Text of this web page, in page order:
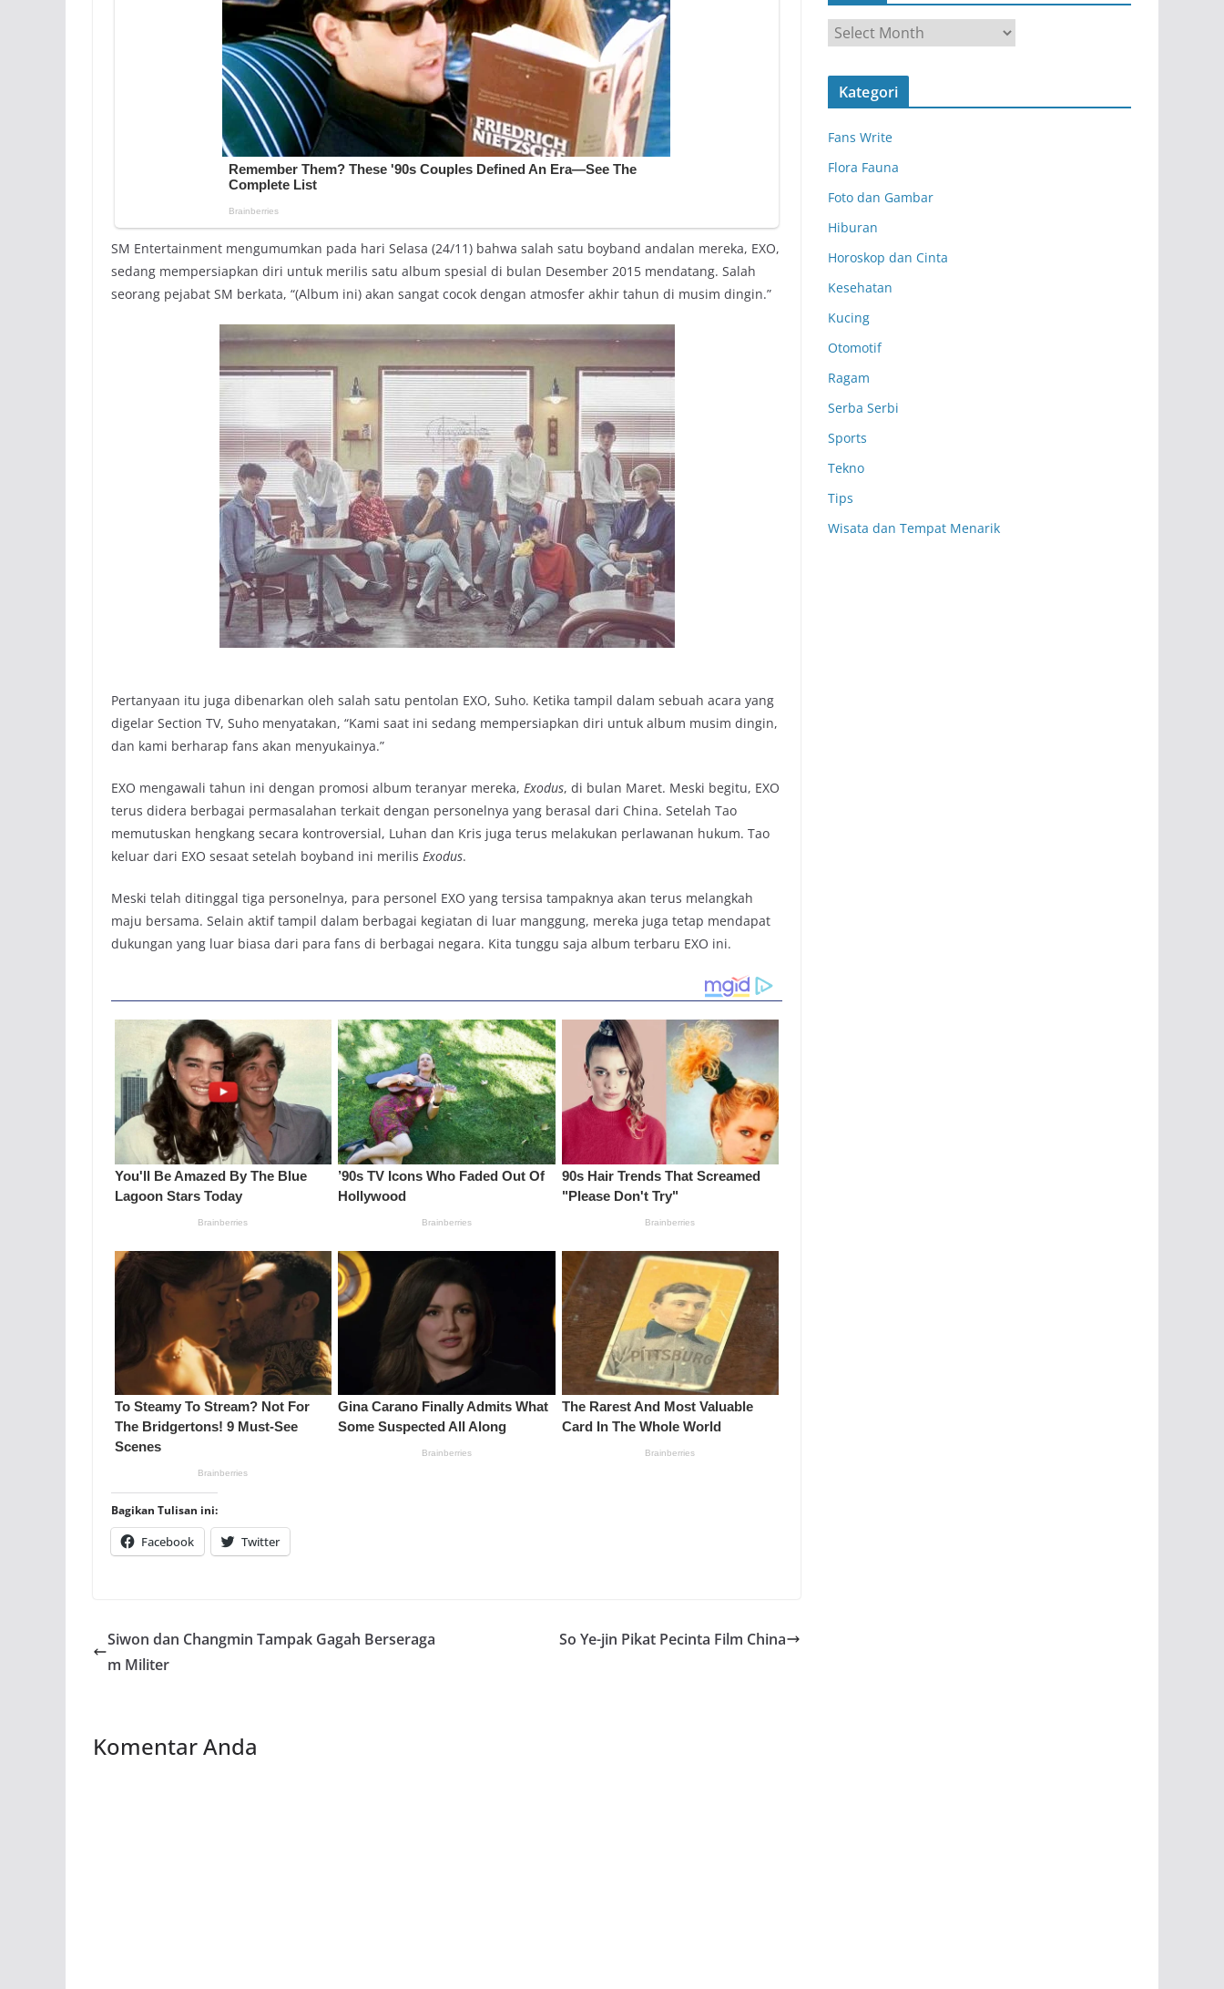
SM Entertainment mengumumkan pada hari Selasa (24/11) bahwa salah satu boyband andalan mereka, EXO,
sedang mempersiapkan diri untuk merilis satu album spesial di bulan Desember 2015 mendatang. Salah
seorang pejabat SM berkata, “(Album ini) akan sangat cocok dengan atmosfer akhir tahun di musim dingin.”
Pertanyaan itu juga dibenarkan oleh salah satu pentolan EXO, Suho. Ketika tampil dalam sebuah acara yang
digelar Section TV, Suho menyatakan, “Kami saat ini sedang mempersiapkan diri untuk album musim dingin,
dan kami berharap fans akan menyukainya.”
EXO mengawali tahun ini dengan promosi album teranyar mereka, Exodus, di bulan Maret. Meski begitu, EXO
terus didera berbagai permasalahan terkait dengan personelnya yang berasal dari China. Setelah Tao
memutuskan hengkang secara kontroversial, Luhan dan Kris juga terus melakukan perlawanan hukum. Tao
keluar dari EXO sesaat setelah boyband ini merilis Exodus.
Meski telah ditinggal tiga personelnya, para personel EXO yang tersisa tampaknya akan terus melangkah
maju bersama. Selain aktif tampil dalam berbagai kegiatan di luar manggung, mereka juga tetap mendapat
dukungan yang luar biasa dari para fans di berbagai negara. Kita tunggu saja album terbaru EXO ini.
Bagikan Tulisan ini:
Facebook Twitter
Siwon dan Changmin Tampak Gagah Berseraga
m Militer
So Ye-jin Pikat Pecinta Film China
Komentar Anda
r
s
Kategori
Fans Write
Flora Fauna
Foto dan Gambar
Hiburan
Horoskop dan Cinta
Kesehatan
Kucing
Otomotif
Ragam
Serba Serbi
Sports
Tekno
Tips
Wisata dan Tempat Menarik